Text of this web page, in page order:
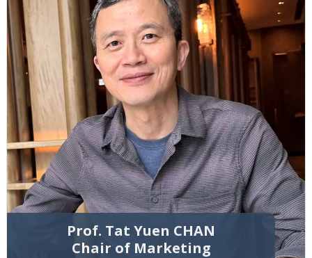
Prof. Tat Yuen CHAN
Chair of Marketing